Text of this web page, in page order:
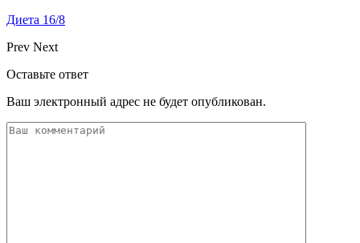
Диета 16/8
Prev Next
Оставьте ответ
Ваш электронный адрес не будет опубликован.